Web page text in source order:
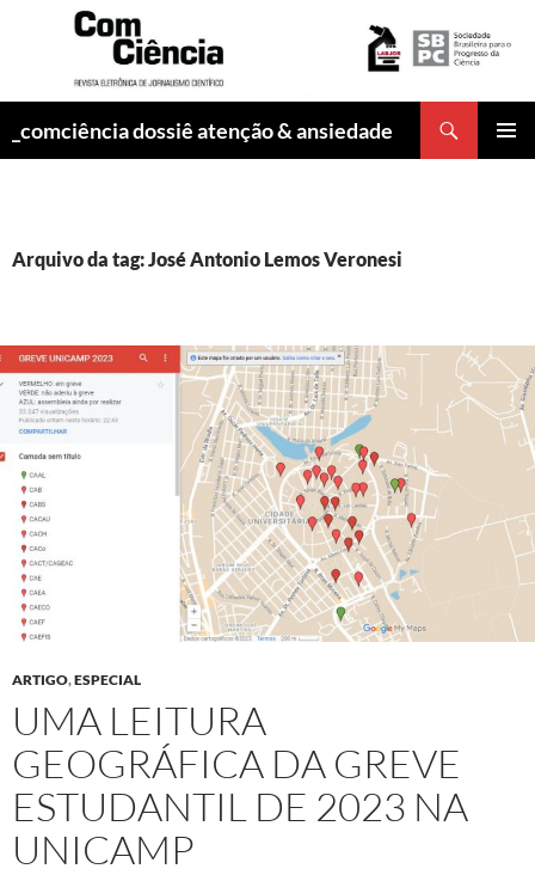
_comciência dossiê atenção & ansiedade
Arquivo da tag: José Antonio Lemos Veronesi
ARTIGO,ESPECIAL
UMA LEITURA
GEOGRÁFICA DA GREVE
ESTUDANTIL DE 2023 NA
UNICAMP